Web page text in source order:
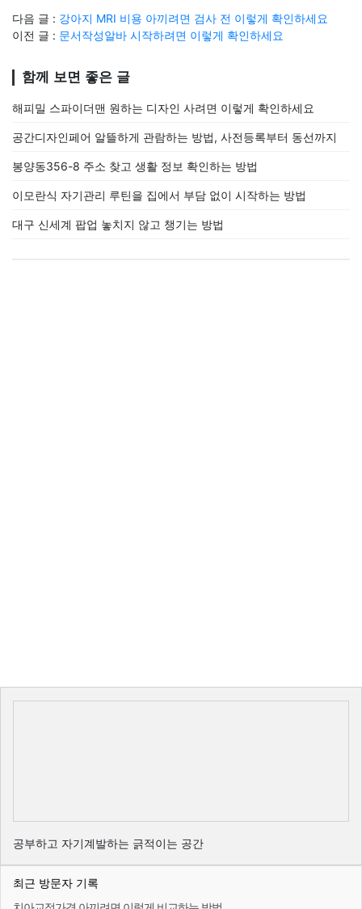
다음 글 : 강아지 MRI 비용 아끼려면 검사 전 이렇게 확인하세요
이전 글 : 문서작성알바 시작하려면 이렇게 확인하세요
함께 보면 좋은 글
해피밀 스파이더맨 원하는 디자인 사려면 이렇게 확인하세요
공간디자인페어 알뜰하게 관람하는 방법, 사전등록부터 동선까지
봉양동356-8 주소 찾고 생활 정보 확인하는 방법
이모란식 자기관리 루틴을 집에서 부담 없이 시작하는 방법
대구 신세계 팝업 놓치지 않고 챙기는 방법
공부하고 자기계발하는 긁적이는 공간
최근 방문자 기록